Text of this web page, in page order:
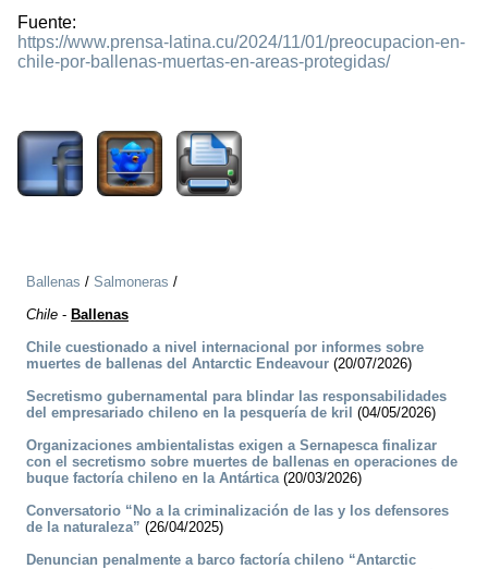
Fuente:
https://www.prensa-latina.cu/2024/11/01/preocupacion-en-
chile-por-ballenas-muertas-en-areas-protegidas/
Ballenas / Salmoneras /
Chile - Ballenas
Chile cuestionado a nivel internacional por informes sobre
muertes de ballenas del Antarctic Endeavour (20/07/2026)
Secretismo gubernamental para blindar las responsabilidades
del empresariado chileno en la pesquería de kril (04/05/2026)
Organizaciones ambientalistas exigen a Sernapesca finalizar
con el secretismo sobre muertes de ballenas en operaciones de
buque factoría chileno en la Antártica(20/03/2026)
Conversatorio “No a la criminalización de las y los defensores
de la naturaleza” (26/04/2025)
Denuncian penalmente a barco factoría chileno “Antarctic